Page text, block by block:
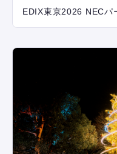
EDIX東京2026 NECパ